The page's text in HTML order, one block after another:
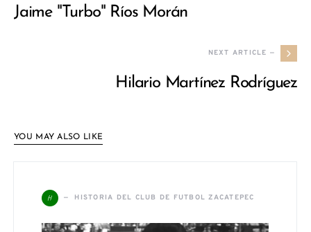
Jaime "Turbo" Ríos Morán
NEXT ARTICLE —
Hilario Martínez Rodríguez
YOU MAY ALSO LIKE
H HISTORIA DEL CLUB DE FUTBOL ZACATEPEC